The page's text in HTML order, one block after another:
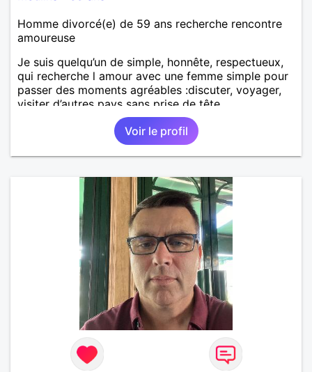
Homme divorcé(e) de 59 ans recherche rencontre
amoureuse
Je suis quelqu’un de simple, honnête, respectueux,
qui recherche l amour avec une femme simple pour
passer des moments agréables :discuter, voyager,
visiter d’autres pays sans prise de tête.
Voir le profil